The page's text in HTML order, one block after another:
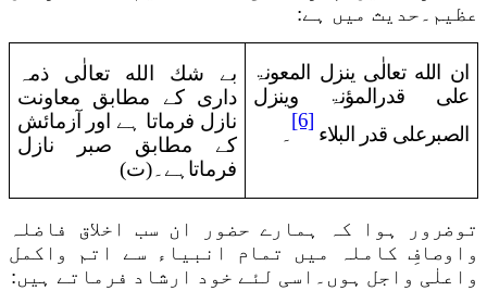
عظیم۔حدیث میں ہے:
ان الله تعالٰی ینزل المعونۃ
علی قدرالمؤنۃ وینزل
الصبرعلی قدر البلاء
[6]
۔
بے شك الله تعالٰی ذمہ
داری کے مطابق معاونت
نازل فرماتا ہے اور آزمائش
کے مطابق صبر نازل
فرماتاہے۔(ت)
توضرور ہوا کہ ہمارے حضور ان سب اخلاق فاضلہ
واوصافِ کاملہ میں تمام انبیاء سے اتم واکمل
واعلٰی واجل ہوں۔اسی لئے خود ارشاد فرماتے ہیں: